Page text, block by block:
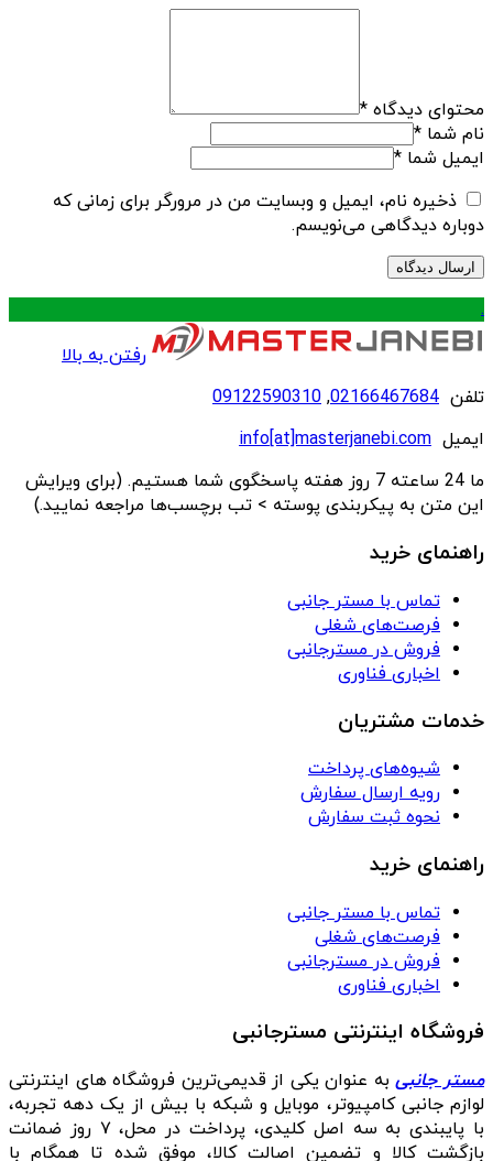
محتوای دیدگاه *
نام شما *
ایمیل شما *
ذخیره نام، ایمیل و وبسایت من در مرورگر برای زمانی که
دوباره دیدگاهی می‌نویسم.
.
رفتن به بالا
تلفن 02166467684
,
09122590310
ایمیل info[at]masterjanebi.com
ما 24 ساعته 7 روز هفته پاسخگوی شما هستیم. (برای ویرایش
این متن به پیکربندی پوسته > تب برچسب‌ها مراجعه نمایید.)
راهنمای خرید
تماس با مستر جانبی
فرصت‌های شغلی
فروش در مسترجانبی
اخباری فناوری
خدمات مشتریان
شیوه‌های پرداخت
رویه ارسال سفارش
نحوه ثبت سفارش
راهنمای خرید
تماس با مستر جانبی
فرصت‌های شغلی
فروش در مسترجانبی
اخباری فناوری
فروشگاه اینترنتی مسترجانبی
مستر جانبیبه عنوان یکی از قدیمی‌ترین فروشگاه های اینترنتی
لوازم جانبی کامپیوتر، موبایل و شبکه با بیش از یک دهه تجربه،
با پایبندی به سه اصل کلیدی، پرداخت در محل، ۷ روز ضمانت
بازگشت کالا و تضمین اصالت کالا، موفق شده تا همگام با